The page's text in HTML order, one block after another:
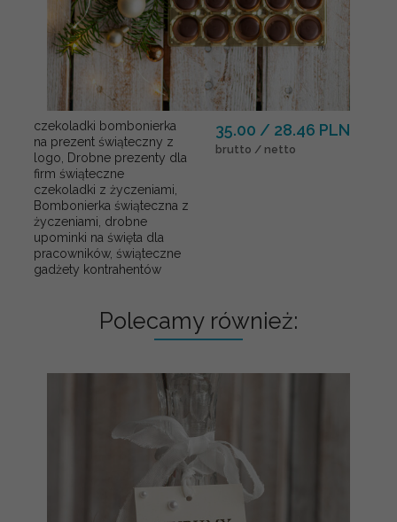
czekoladki bombonierka
na prezent świąteczny z
logo, Drobne prezenty dla
firm świąteczne
czekoladki z życzeniami,
Bombonierka świąteczna z
życzeniami, drobne
upominki na święta dla
pracowników, świąteczne
gadżety kontrahentów
35.00 / 28.46 PLN
brutto / netto
Polecamy również: